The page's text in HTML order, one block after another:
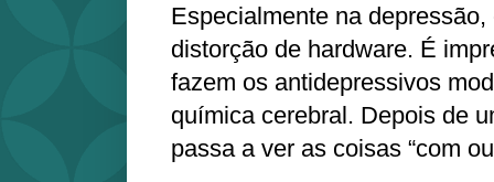
Especialmente na
distorção de hardware. É
fazem os antidepressivos
química cerebral. Depois de
passa a ver as coisas “com